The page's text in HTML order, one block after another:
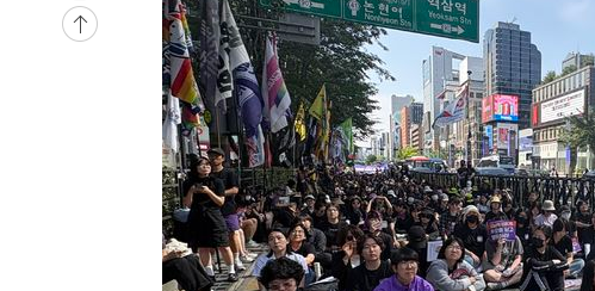
42.08%·宋 10.17%
-14071초 전 >
이강인 "아틀레티코 이적 기뻐…등번호 7번 의미보단 팀 위해 뛸
[속보]與 당대표 경선, 제주·인천 권리당원 투표 김민석 승리
낮 최고 35도 '무더위'…동해안 시간당 30㎜ '강한 비'[내일날씨]
[속보]이강인 "감독님이 원하는 마음 느꼈고, 많은 트로피 원해 아틀
수도권 40도 육박 '펄펄'…동해안 일부 지역엔 호의주의보
온열질환 사망자 3명 늘어…누적 환자 3000명 돌파
강릉에 시간당 81.4㎜ 물폭탄…도로 잠기고 담벼락 붕괴
백운산서 80년근 천종산삼 9뿌리 발견…감정가 1.3억원